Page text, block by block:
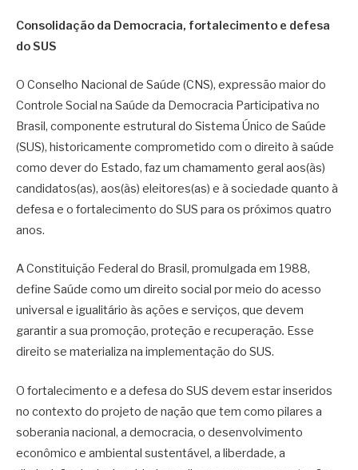
Consolidação da Democracia, fortalecimento e defesa
do SUS
O Conselho Nacional de Saúde (CNS), expressão maior do
Controle Social na Saúde da Democracia Participativa no
Brasil, componente estrutural do Sistema Único de Saúde
(SUS), historicamente comprometido com o direito à saúde
como dever do Estado, faz um chamamento geral aos(às)
candidatos(as), aos(às) eleitores(as) e à sociedade quanto à
defesa e o fortalecimento do SUS para os próximos quatro
anos.
A Constituição Federal do Brasil, promulgada em 1988,
define Saúde como um direito social por meio do acesso
universal e igualitário às ações e serviços, que devem
garantir a sua promoção, proteção e recuperação. Esse
direito se materializa na implementação do SUS.
O fortalecimento e a defesa do SUS devem estar inseridos
no contexto do projeto de nação que tem como pilares a
soberania nacional, a democracia, o desenvolvimento
econômico e ambiental sustentável, a liberdade, a